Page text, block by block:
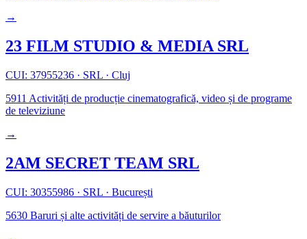
→
23 FILM STUDIO & MEDIA SRL
CUI: 37955236 · SRL · Cluj
5911 Activități de producție cinematografică, video și de programe
de televiziune
→
2AM SECRET TEAM SRL
CUI: 30355986 · SRL · București
5630 Baruri și alte activități de servire a băuturilor